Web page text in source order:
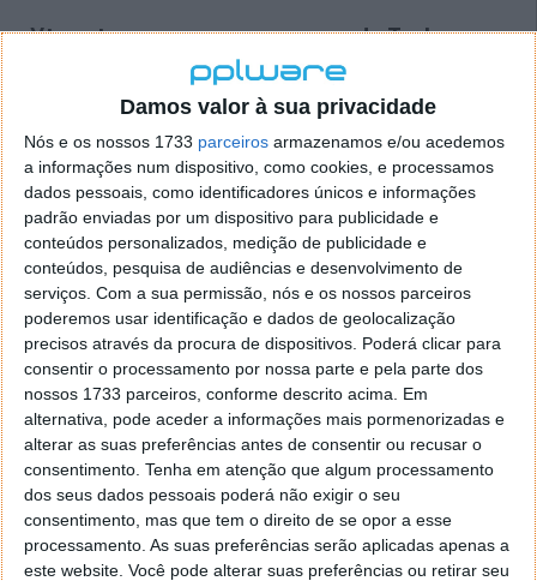
Damos valor à sua privacidade
Nós e os nossos 1733 parceiros armazenamos e/ou acedemos
a informações num dispositivo, como cookies, e processamos
dados pessoais, como identificadores únicos e informações
padrão enviadas por um dispositivo para publicidade e
conteúdos personalizados, medição de publicidade e
conteúdos, pesquisa de audiências e desenvolvimento de
serviços. Com a sua permissão, nós e os nossos parceiros
poderemos usar identificação e dados de geolocalização
precisos através da procura de dispositivos. Poderá clicar para
consentir o processamento por nossa parte e pela parte dos
nossos 1733 parceiros, conforme descrito acima. Em
alternativa, pode aceder a informações mais pormenorizadas e
alterar as suas preferências antes de consentir ou recusar o
consentimento. Tenha em atenção que algum processamento
dos seus dados pessoais poderá não exigir o seu
consentimento, mas que tem o direito de se opor a esse
processamento. As suas preferências serão aplicadas apenas a
este website. Você pode alterar suas preferências ou retirar seu
Xiaomi cumpre uma promessa da Tesla
Ao contrário das soluções de carregamento por
indução que várias marcas concorrentes têm
desenvolvido, a Xiaomi optou por manter a ligação
física por cabo. Esta decisão técnica prende-se com a
eficiência energética, uma vez que as plataformas
sem fios sofrem perdas de energia inevitáveis devido
à distância entre o solo e o veículo.